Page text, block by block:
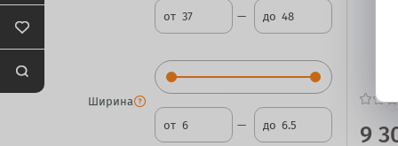
от
до
Ширина
от
до 9